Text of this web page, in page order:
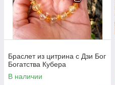
Браслет из цитрина с Дзи Бог
Богатства Кубера
В наличии